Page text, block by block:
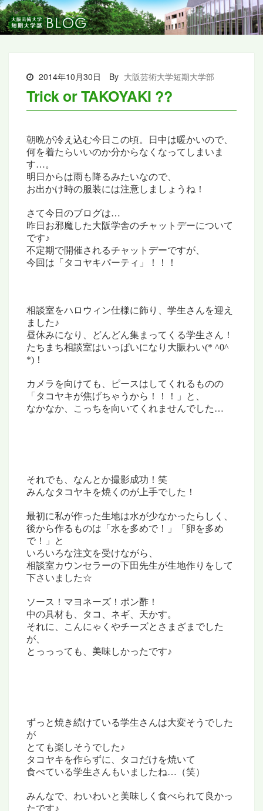
2014年10月30日 By 大阪芸術大学短期大学部
Trick or TAKOYAKI ??
朝晩が冷え込む今日この頃。日中は暖かいので、
何を着たらいいのか分からなくなってしまいま
す…。
明日からは雨も降るみたいなので、
お出かけ時の服装には注意しましょうね！
さて今日のブログは…
昨日お邪魔した大阪学舎のチャットデーについて
です♪
不定期で開催されるチャットデーですが、
今回は「タコヤキパーティ」！！！
相談室をハロウィン仕様に飾り、 学生さんを迎え
ました♪
昼休みになり、どんどん集まってくる学生さん！
たちまち相談室はいっぱいになり 大賑わい(* ^0^
*)！
カメラを向けても、ピースはしてくれるものの
「タコヤキが焦げちゃうから！！！」と、
なかなか、こっちを向いてくれませんでした…
それでも、なんとか撮影成功！笑
みんなタコヤキを焼くのが上手でした！
最初に私が作った生地は水が少なかったらしく、
後から作るものは「水を多めで！」「卵を多め
で！」と
いろいろな注文を受けながら、
相談室カウンセラーの下田先生が生地作りをして
下さいました☆
ソース！マヨネーズ！ポン酢！
中の具材も、タコ、ネギ、天かす。
それに、こんにゃくやチーズとさまざまでした
が、
とっっっても、美味しかったです♪
ずっと焼き続けている学生さんは大変そうでした
が
とても楽しそうでした♪
タコヤキを作らずに、タコだけを焼いて
食べている学生さんもいましたね…（笑）
みんなで、わいわいと美味しく食べられて良かっ
たです♪